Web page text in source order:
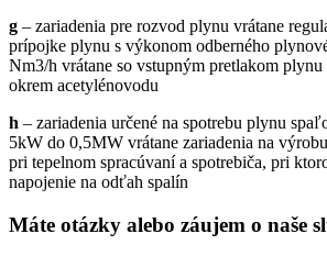
g – zariadenia pre rozvod plynu vrátane
prípojke plynu s výkonom odberného
Nm3/h vrátane so vstupným pretlakom plynu
okrem acetylénovodu
h – zariadenia určené na spotrebu plynu
5kW do 0,5MW vrátane zariadenia na
pri tepelnom spracúvaní a spotrebiča, pri
napojenie na odťah spalín
Máte otázky alebo záujem o naše